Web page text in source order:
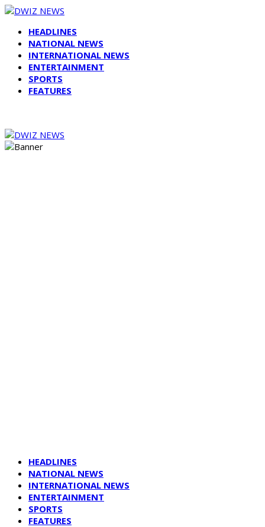
HEADLINES
NATIONAL NEWS
INTERNATIONAL NEWS
ENTERTAINMENT
SPORTS
FEATURES
HEADLINES
NATIONAL NEWS
INTERNATIONAL NEWS
ENTERTAINMENT
SPORTS
FEATURES